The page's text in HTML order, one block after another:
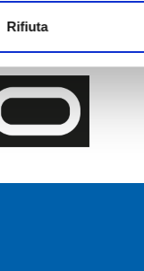
Rifiuta